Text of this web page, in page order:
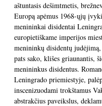
aštuntasis dešimtmetis,
Europą apėmus 1968-ųjų
menininkai disidentai
europietiškame imperijos
menininkų disidentų
pats sako, klišes griaunantis,
menininkus disidentus.
Leningrado priemiestyje,
inscenizuodami trokštamus
abstrakčius paveikslus,